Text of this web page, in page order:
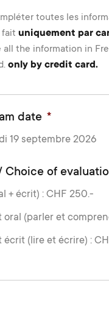
toutes les
fait uniquement par
the information in
only by credit card.
date *
19 septembre 2026
Choice of
+ écrit) : CHF 250.-
(parler et
(lire et écrire) :